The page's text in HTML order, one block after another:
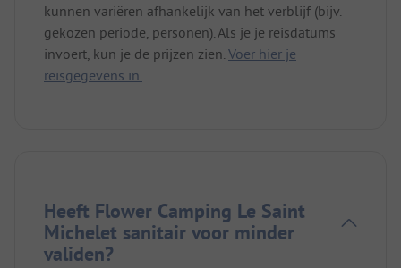
kunnen variëren afhankelijk van het verblijf (bijv.
gekozen periode, personen). Als je je reisdatums
invoert, kun je de prijzen zien. Voer hier je
reisgegevens in.
Heeft Flower Camping Le Saint
Michelet sanitair voor minder
validen?